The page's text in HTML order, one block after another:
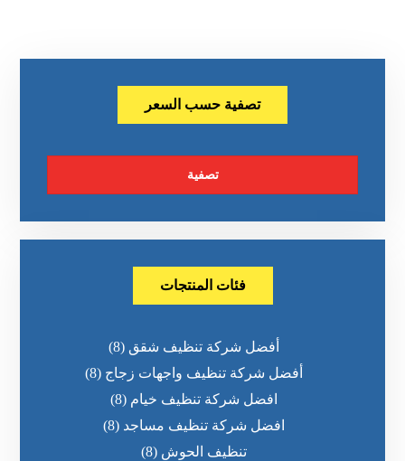
تصفية حسب السعر
تصفية
فئات المنتجات
أفضل شركة تنظيف شقق (8)
أفضل شركة تنظيف واجهات زجاج (8)
افضل شركة تنظيف خيام (8)
افضل شركة تنظيف مساجد (8)
تنظيف الحوش (8)